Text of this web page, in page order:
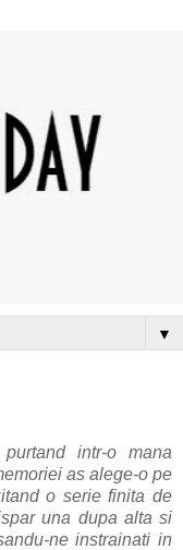
▼
intr-o mana
as alege-o pe
o serie finita de
una dupa alta si
ne instrainati in